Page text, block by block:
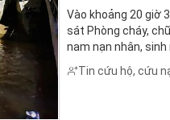
Vào khoảng 20 giờ
sát Phòng cháy,
nam nạn nhân,
Giang lên bờ, bàn
Tin cứu hộ, cứu